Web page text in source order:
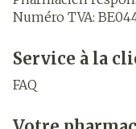
Numéro TVA:
Service à la
FAQ